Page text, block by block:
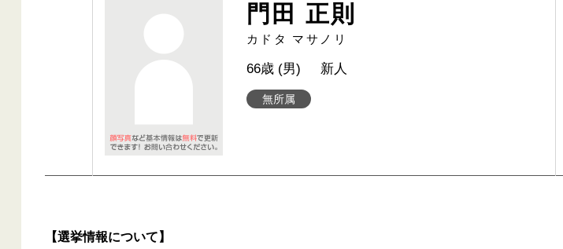
門田 正則
カドタ マサノリ
無所属
66歳 (男) 新人
【選挙情報について】